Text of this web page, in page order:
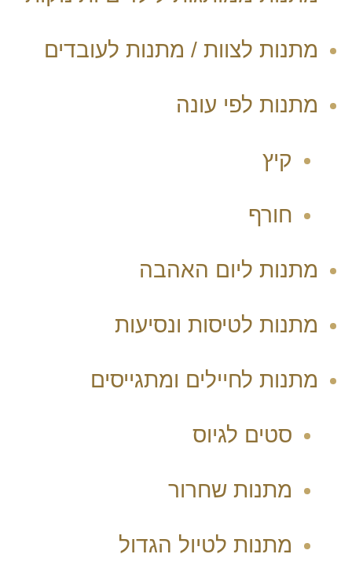
מתנות לצוות / מתנות לעובדים
מתנות לפי עונה
קיץ
חורף
מתנות ליום האהבה
מתנות לטיסות ונסיעות
מתנות לחיילים ומתגייסים
סטים לגיוס
מתנות שחרור
מתנות לטיול הגדול